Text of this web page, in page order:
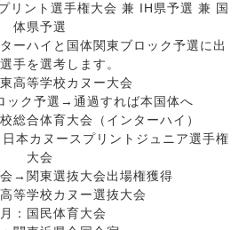
ト選手権大会 兼 IH県予選 兼 国
体県予選
イと国体関東ブロック予選に出
手を選考します。
高等学校カヌー大会
ック予選→通過すれば本国体へ
総合体育大会（インターハイ）
ヌースプリントジュニア選手権
大会
東選抜大会出場権獲得
等学校カヌー選抜大会
月：国民体育大会